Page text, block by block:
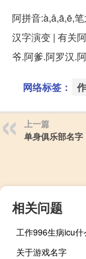
阿拼音:à,ǎ,ā,ē,
汉字演变 | 有关
爷.阿爹.阿罗汉.阿
网络标签：
上一篇
单身俱乐部名字
相关问题
关于游戏名字